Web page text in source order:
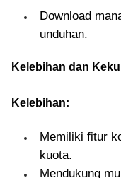
Download
unduhan.
Kelebihan dan
Kelebihan:
Memiliki fitur
kuota.
Mendukung